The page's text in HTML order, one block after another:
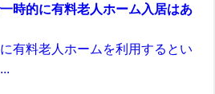
時的に有料老人ホーム入居はあ
有料老人ホームを利用するとい